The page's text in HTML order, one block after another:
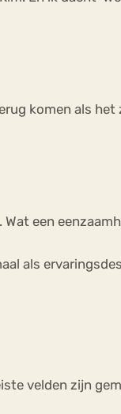
komen als het
een
als
velden zijn